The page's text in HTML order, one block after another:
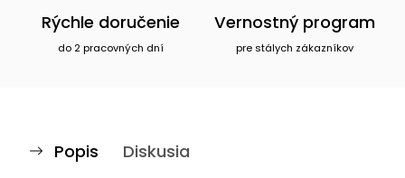
Rýchle doručenie
do 2 pracovných dní
Vernostný program
pre stálych zákazníkov
Popis Diskusia